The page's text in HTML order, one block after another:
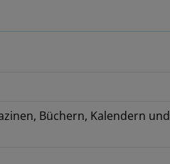
Büchern, Kalendern und